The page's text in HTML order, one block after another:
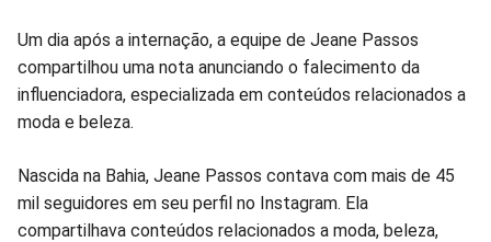
Um dia após a internação, a equipe de Jeane Passos
compartilhou uma nota anunciando o falecimento da
influenciadora, especializada em conteúdos relacionados a
moda e beleza.
Nascida na Bahia, Jeane Passos contava com mais de 45
mil seguidores em seu perfil no Instagram. Ela
compartilhava conteúdos relacionados a moda, beleza,